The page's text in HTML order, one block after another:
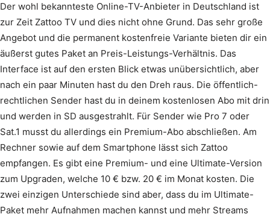
Der wohl bekannteste Online-TV-Anbieter in Deutschland ist
zur Zeit Zattoo TV und dies nicht ohne Grund. Das sehr große
Angebot und die permanent kostenfreie Variante bieten dir ein
äußerst gutes Paket an Preis-Leistungs-Verhältnis. Das
Interface ist auf den ersten Blick etwas unübersichtlich, aber
nach ein paar Minuten hast du den Dreh raus. Die öffentlich-
rechtlichen Sender hast du in deinem kostenlosen Abo mit drin
und werden in SD ausgestrahlt. Für Sender wie Pro 7 oder
Sat.1 musst du allerdings ein Premium-Abo abschließen. Am
Rechner sowie auf dem Smartphone lässt sich Zattoo
empfangen. Es gibt eine Premium- und eine Ultimate-Version
zum Upgraden, welche 10 € bzw. 20 € im Monat kosten. Die
zwei einzigen Unterschiede sind aber, dass du im Ultimate-
Paket mehr Aufnahmen machen kannst und mehr Streams